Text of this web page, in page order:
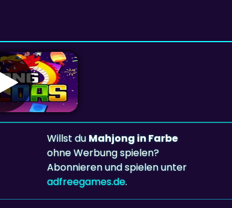
Willst duMahjong in Farbe
ohne Werbung spielen?
Abonnieren und spielen unter
adfreegames.de.